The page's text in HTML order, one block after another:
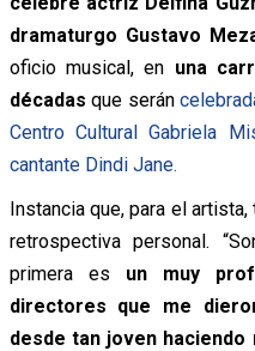
dramaturgo Gustavo
oficio musical, en una
décadas que serán
Centro Cultural Gabriela
cantante Dindi Jane.
Instancia que, para el
retrospectiva personal.
primera es un muy
directores que me
desde tan joven haciendo